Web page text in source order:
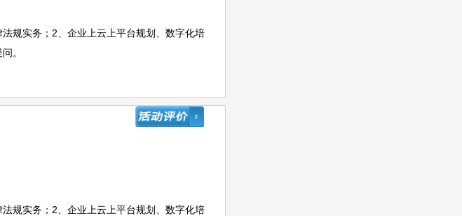
规实务；2、企业上云上平台规划、数字化培
。
规实务；2、企业上云上平台规划、数字化培